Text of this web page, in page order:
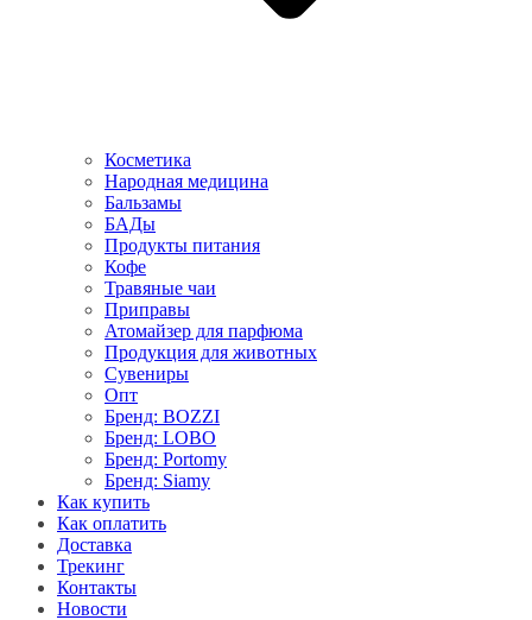
Косметика
Народная медицина
Бальзамы
БАДы
Продукты питания
Кофе
Травяные чаи
Приправы
Атомайзер для парфюма
Продукция для животных
Сувениры
Опт
Бренд: BOZZI
Бренд: LOBO
Бренд: Portomy
Бренд: Siamy
Как купить
Как оплатить
Доставка
Трекинг
Контакты
Новости